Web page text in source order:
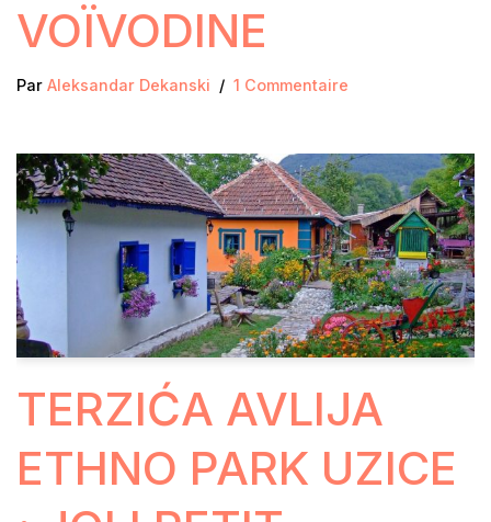
VOÏVODINE
Par Aleksandar Dekanski 1 Commentaire
TERZIĆA AVLIJA
ETHNO PARK UZICE